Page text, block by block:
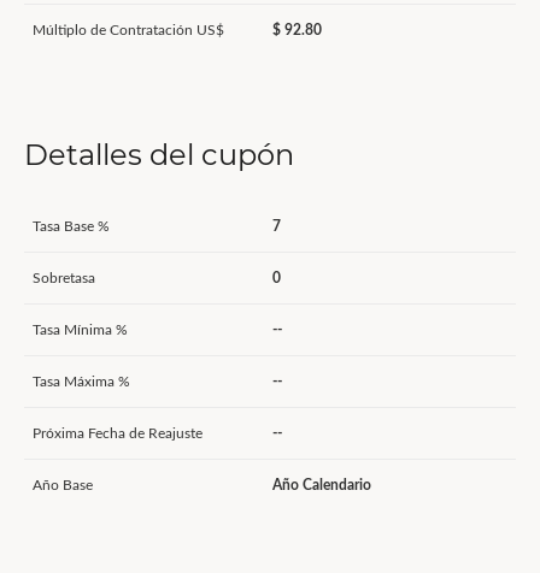
Múltiplo de Contratación US$ $ 92.80
Detalles del cupón
Tasa Base % 7
Sobretasa 0
Tasa Mínima % --
Tasa Máxima % --
Próxima Fecha de Reajuste --
Año Base Año Calendario